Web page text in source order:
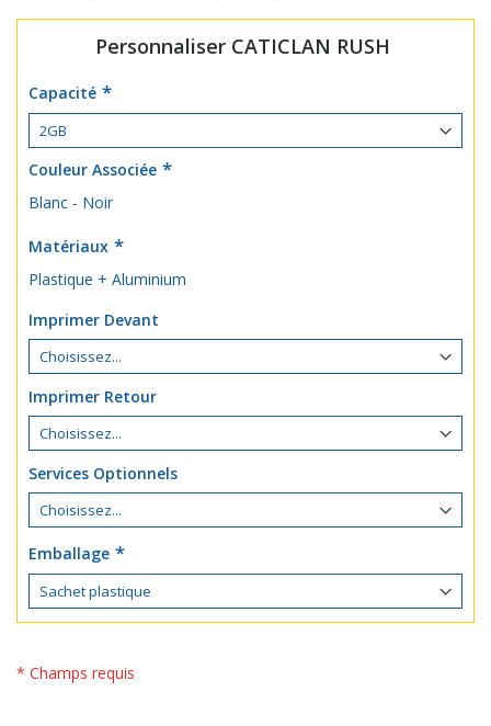
Personnaliser CATICLAN RUSH
Capacité
Couleur Associée
Blanc - Noir
Matériaux
Plastique + Aluminium
Imprimer Devant
Imprimer Retour
Services Optionnels
Emballage
* Champs requis